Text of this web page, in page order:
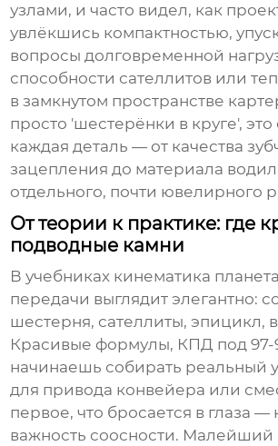
узлами, и часто видел, как
увлёкшись компактностью,
вопросы долговременной
способности сателлитов или
в замкнутом пространстве
просто 'шестерёнки в круге', это
каждая деталь — от качества
зацепления до материала
отдельного, почти ювелирного
От теории к практике: где
подводные камни
В учебниках кинематика
передачи выглядит элегантно:
шестерня, сателлиты, эпицикл,
Красивые формулы, КПД под 97-
начинаешь собирать реальный
для привода конвейера или
первое, что бросается в глаза —
важность соосности. Малейший